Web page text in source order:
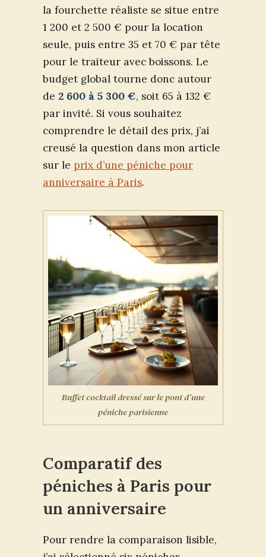
la fourchette réaliste se situe entre
1 200 et 2 500 € pour la location
seule, puis entre 35 et 70 € par tête
pour le traiteur avec boissons. Le
budget global tourne donc autour
de 2 600 à 5 300 €, soit 65 à 132 €
par invité. Si vous souhaitez
comprendre le détail des prix, j’ai
creusé la question dans mon article
sur le prix d’une péniche pour
anniversaire à Paris.
Buffet cocktail dressé sur le pont d’une
péniche parisienne
Comparatif des
péniches à Paris pour
un anniversaire
Pour rendre la comparaison lisible,